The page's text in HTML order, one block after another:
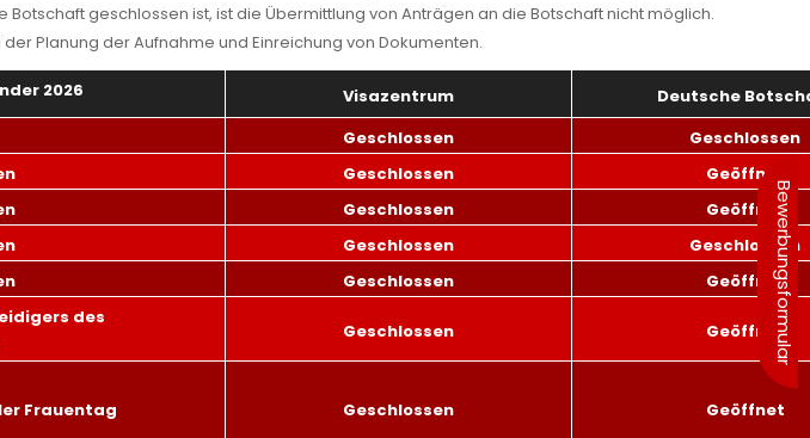
geschlossen ist, ist die Übermittlung von Anträgen an die Botschaft nicht möglich.
Planung der Aufnahme und Einreichung von Dokumenten.
2026 Visazentrum
Deutsche
Geschlossen
Geschlossen
Geschlossen
Geöffnet
Geschlossen
Geöffnet
Geschlossen
Geschlossen
Geschlossen Geöffnet
des
Geschlossen Geöffnet
Frauentag Geschlossen Geöffnet
Bewerbungsformular